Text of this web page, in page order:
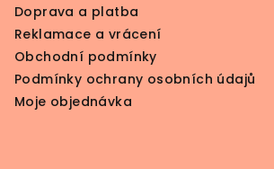
Doprava a platba
Reklamace a vrácení
Obchodní podmínky
Podmínky ochrany osobních údajů
Moje objednávka